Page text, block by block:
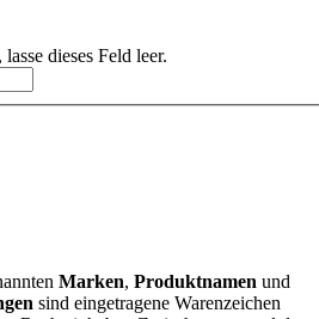
dieses Feld leer.
Marken, Produktnamen und
sind eingetragene Warenzeichen